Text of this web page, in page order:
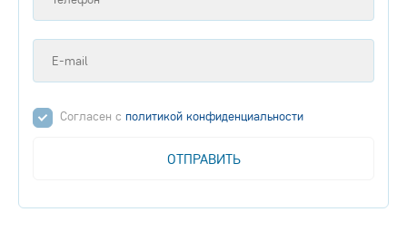
Согласен с политикой конфиденциальности
ОТПРАВИТЬ